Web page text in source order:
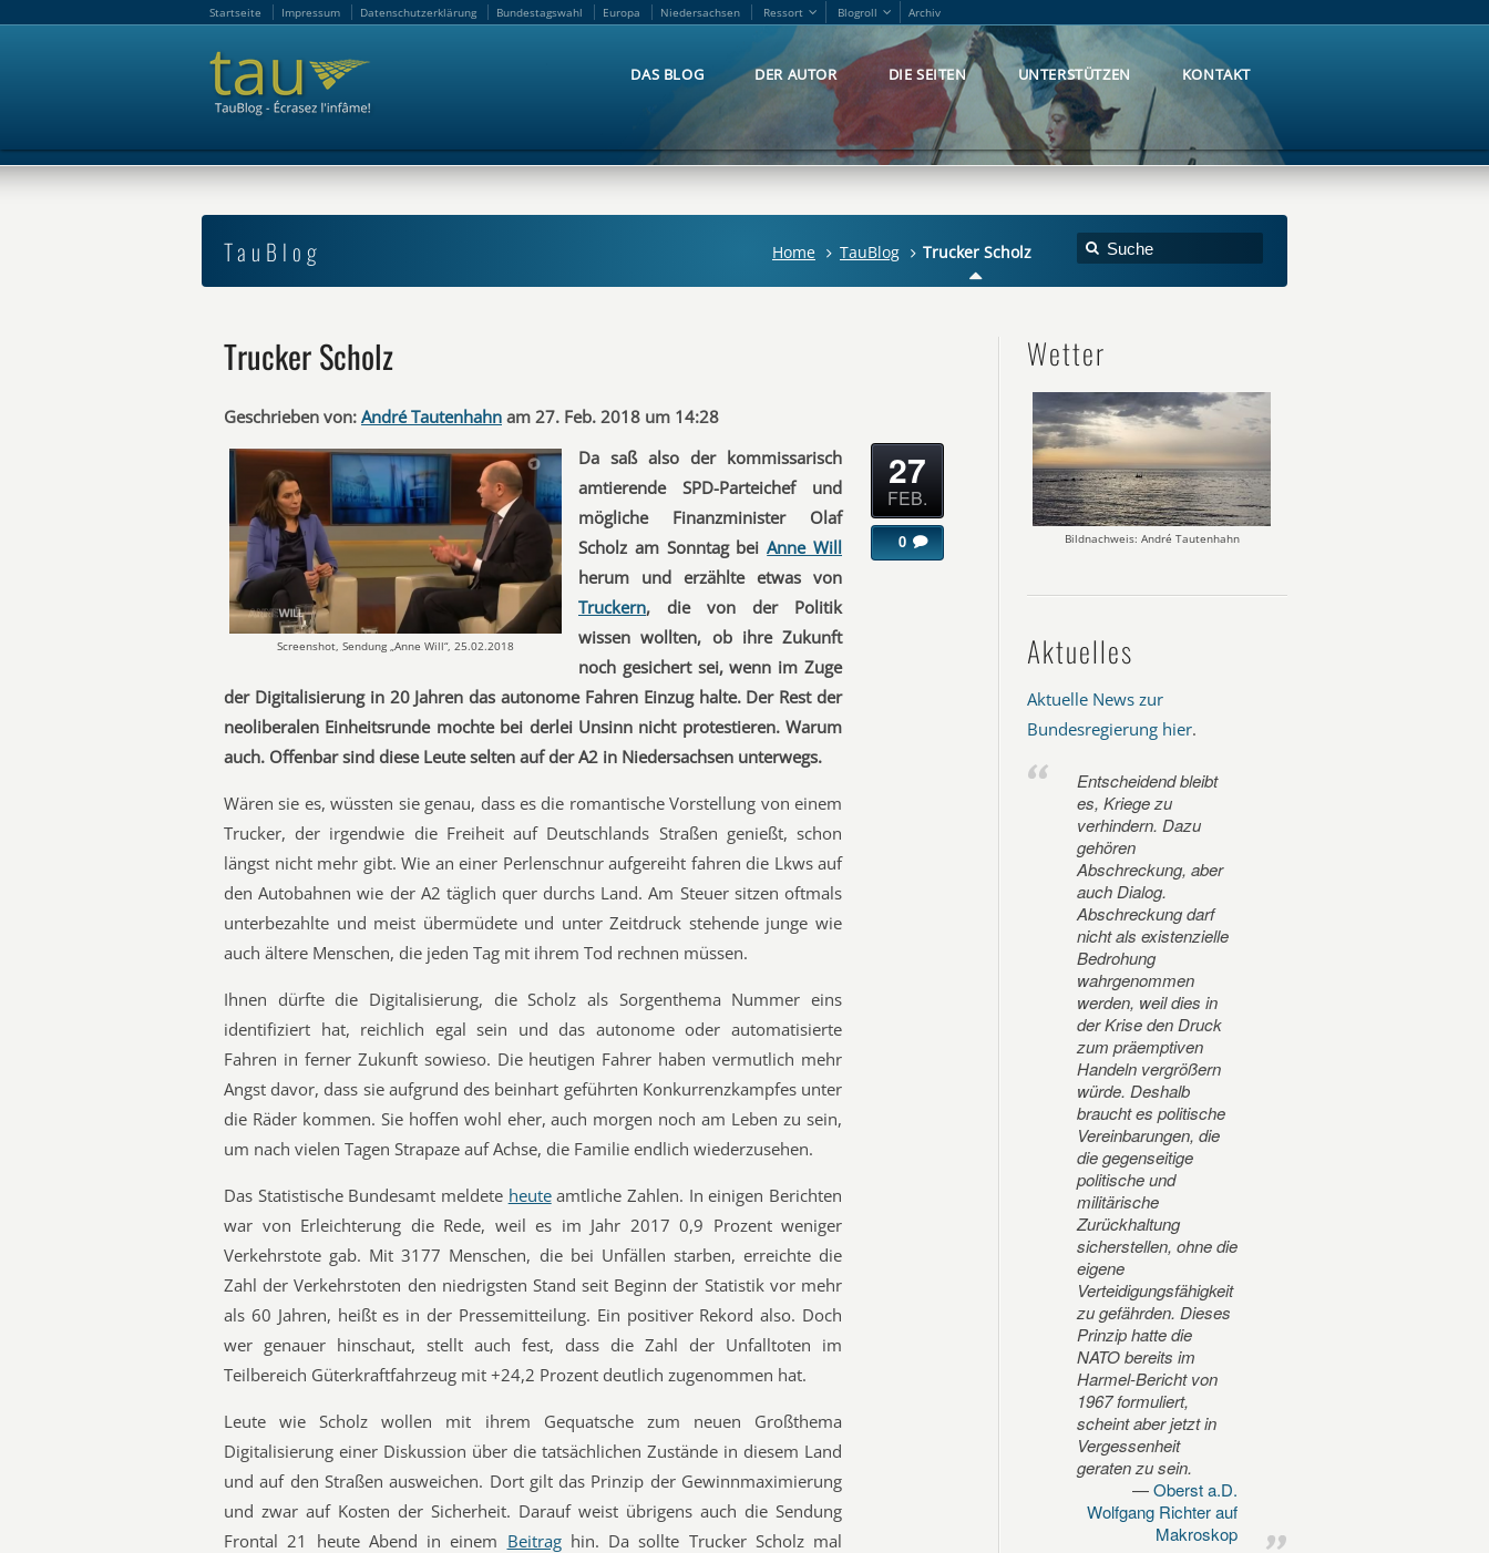
Startseite Impressum Datenschutzerklärung Bundestagswahl Europa Niedersachsen Ressort Blogroll Archiv
DAS BLOG DER AUTOR DIE SEITEN UNTERSTÜTZEN KONTAKT
TauBlog Home TauBlog Trucker Scholz
Trucker Scholz
Geschrieben von: André Tautenhahn am 27. Feb. 2018 um 14:28
Screenshot, Sendung „Anne Will“, 25.02.2018
Da saß also der kommissarisch
amtierende SPD-Parteichef und
mögliche Finanzminister Olaf
Scholz am Sonntag beiAnne Will
herum und erzählte etwas von
Truckern, die von der Politik
wissen wollten, ob ihre Zukunft
noch gesichert sei, wenn im Zuge
der Digitalisierung in 20 Jahren das autonome Fahren Einzug halte. Der Rest der
neoliberalen Einheitsrunde mochte bei derlei Unsinn nicht protestieren. Warum
auch. Offenbar sind diese Leute selten auf der A2 in Niedersachsen unterwegs.
Wären sie es, wüssten sie genau, dass es die romantische Vorstellung von einem
Trucker, der irgendwie die Freiheit auf Deutschlands Straßen genießt, schon
längst nicht mehr gibt. Wie an einer Perlenschnur aufgereiht fahren die Lkws auf
den Autobahnen wie der A2 täglich quer durchs Land. Am Steuer sitzen oftmals
unterbezahlte und meist übermüdete und unter Zeitdruck stehende junge wie
auch ältere Menschen, die jeden Tag mit ihrem Tod rechnen müssen.
Ihnen dürfte die Digitalisierung, die Scholz als Sorgenthema Nummer eins
identifiziert hat, reichlich egal sein und das autonome oder automatisierte
Fahren in ferner Zukunft sowieso. Die heutigen Fahrer haben vermutlich mehr
Angst davor, dass sie aufgrund des beinhart geführten Konkurrenzkampfes unter
die Räder kommen. Sie hoffen wohl eher, auch morgen noch am Leben zu sein,
um nach vielen Tagen Strapaze auf Achse, die Familie endlich wiederzusehen.
Das Statistische Bundesamt meldete heuteamtliche Zahlen. In einigen Berichten
war von Erleichterung die Rede, weil es im Jahr 2017 0,9 Prozent weniger
Verkehrstote gab. Mit 3177 Menschen, die bei Unfällen starben, erreichte die
Zahl der Verkehrstoten den niedrigsten Stand seit Beginn der Statistik vor mehr
als 60 Jahren, heißt es in der Pressemitteilung. Ein positiver Rekord also. Doch
wer genauer hinschaut, stellt auch fest, dass die Zahl der Unfalltoten im
Teilbereich Güterkraftfahrzeug mit +24,2 Prozent deutlich zugenommen hat.
Leute wie Scholz wollen mit ihrem Gequatsche zum neuen Großthema
Digitalisierung einer Diskussion über die tatsächlichen Zustände in diesem Land
und auf den Straßen ausweichen. Dort gilt das Prinzip der Gewinnmaximierung
und zwar auf Kosten der Sicherheit. Darauf weist übrigens auch die Sendung
Frontal 21 heute Abend in einem Beitraghin. Da sollte Trucker Scholz mal
27
FEB.
0
Wetter
Bildnachweis: André Tautenhahn
Aktuelles
Aktuelle News zur
Bundesregierung hier.
Entscheidend bleibt
es, Kriege zu
verhindern. Dazu
gehören
Abschreckung, aber
auch Dialog.
Abschreckung darf
nicht als existenzielle
Bedrohung
wahrgenommen
werden, weil dies in
der Krise den Druck
zum präemptiven
Handeln vergrößern
würde. Deshalb
braucht es politische
Vereinbarungen, die
die gegenseitige
politische und
militärische
Zurückhaltung
sicherstellen, ohne die
eigene
Verteidigungsfähigkeit
zu gefährden. Dieses
Prinzip hatte die
NATO bereits im
Harmel-Bericht von
1967 formuliert,
scheint aber jetzt in
Vergessenheit
geraten zu sein.
Oberst a.D.
Wolfgang Richter auf
Makroskop
Startseite Impressum Datenschutzerklärung Bundestagswahl Europa Niedersachsen Ressort Blogroll Archiv
DAS BLOG DER AUTOR DIE SEITEN UNTERSTÜTZEN KONTAKT